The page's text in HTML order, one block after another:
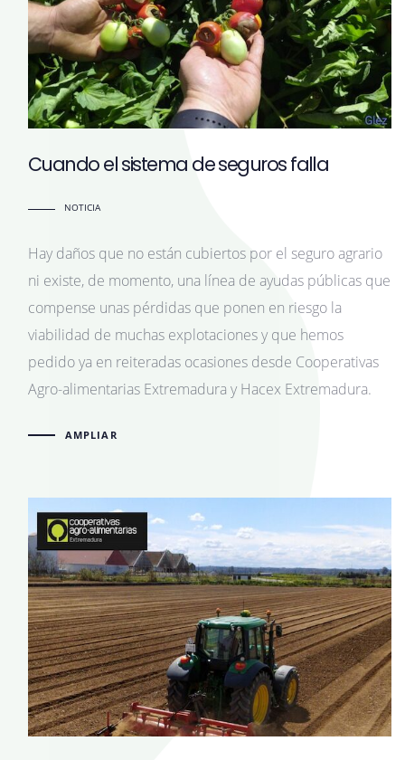
Cuando el sistema de seguros falla
NOTICIA
Hay daños que no están cubiertos por el seguro agrario
ni existe, de momento, una línea de ayudas públicas que
compense unas pérdidas que ponen en riesgo la
viabilidad de muchas explotaciones y que hemos
pedido ya en reiteradas ocasiones desde Cooperativas
Agro-alimentarias Extremadura y Hacex Extremadura.
AMPLIAR